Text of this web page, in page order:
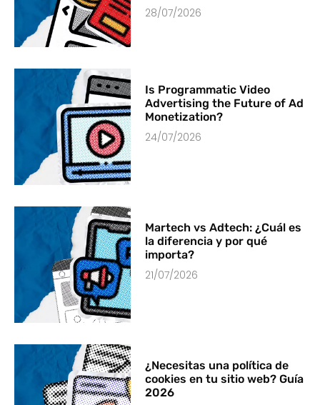
28/07/2026
Is Programmatic Video
Advertising the Future of Ad
Monetization?
24/07/2026
Martech vs Adtech: ¿Cuál es
la diferencia y por qué
importa?
21/07/2026
¿Necesitas una política de
cookies en tu sitio web? Guía
2026